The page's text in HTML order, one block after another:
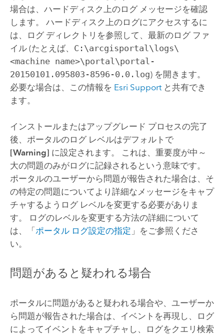
場合は、ハードディスク上のログ メッセージを確認
します。 ハードディスク上のログにアクセスするに
は、ログ ディレクトリを参照して、最新のログ ファ
イル (たとえば、 C:\arcgisportal\logs\
<machine name>\portal\portal-
20150101.095803-8596-0.0.log) を開きます。
必要な場合は、この情報を Esri Supportと共有でき
ます。
インストールまたはアップグレード プロセスの完了
後、ポータルのログ レベルはデフォルトで
[Warning] に設定されます。 これは、重要度が中～
大の問題のみがログに記録されるという意味です。
ポータルのユーザーから問題が報告された場合は、そ
の特定の問題についてより詳細なメッセージをキャプ
チャするようログ レベルを変更する必要がありま
す。 ログのレベルを変更する方法の詳細について
は、「 ポータル ログ設定の指定 」をご参照くださ
い。
問題があると疑われる場合
ポータルに問題があると疑われる場合や、ユーザーか
ら問題が報告された場合は、イベントを再現し、ログ
によってイベントをキャプチャし、ログをクエリ検索